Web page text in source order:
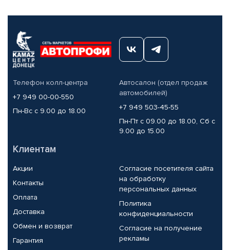
Телефон колл-центра
+7 949 00-00-550
Пн-Вс с 9.00 до 18.00
Автосалон (отдел продаж
автомобилей)
+7 949 503-45-55
Пн-Пт с 09.00 до 18.00, Сб с
9.00 до 15.00
Клиентам
Акции
Контакты
Оплата
Доставка
Обмен и возврат
Гарантия
Согласие посетителя сайта
на обработку
персональных данных
Политика
конфиденциальности
Согласие на получение
рекламы